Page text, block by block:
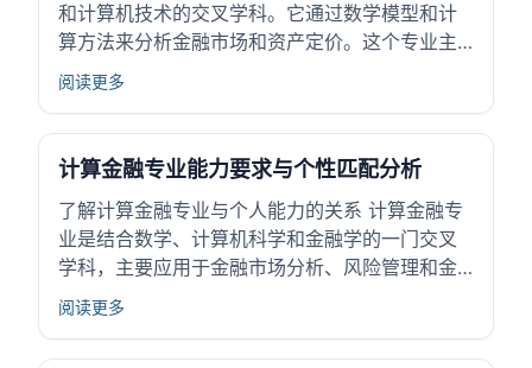
和计算机技术的交叉学科。它通过数学模型和计
算方法来分析金融市场和资产定价。这个专业主
要涉及金融产品的设计、风险管理以及投资策略
保险及资产管理等领域。它帮助金融机构提高决
策效率和风险控制能力。对高中生来说，了解计
算...
阅读更多
计算金融专业能力要求与个性匹配分析
了解计算金融专业与个人能力的关系 计算金融专
业是结合数学、计算机科学和金融学的一门交叉
学科，主要应用于金融市场分析、风险管理和金
融产品设计。这个专业要求学生掌握较强的数学
题。随着金融行业对技术和数据分析的需求增
阅读更多